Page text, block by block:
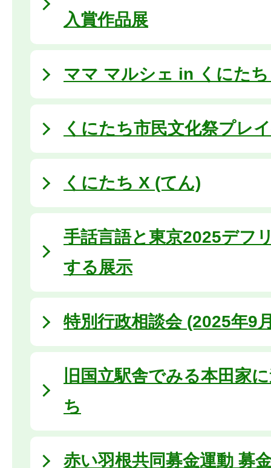
入賞作品展
ママ マルシェ in くにた
くにたち市民文化祭プレ
くにたち X (てん)
手話言語と東京2025デフ
する展示
特別行政相談会 (2025年9
旧国立駅舎でみる本田家
ち
赤い羽根共同募金運動 募